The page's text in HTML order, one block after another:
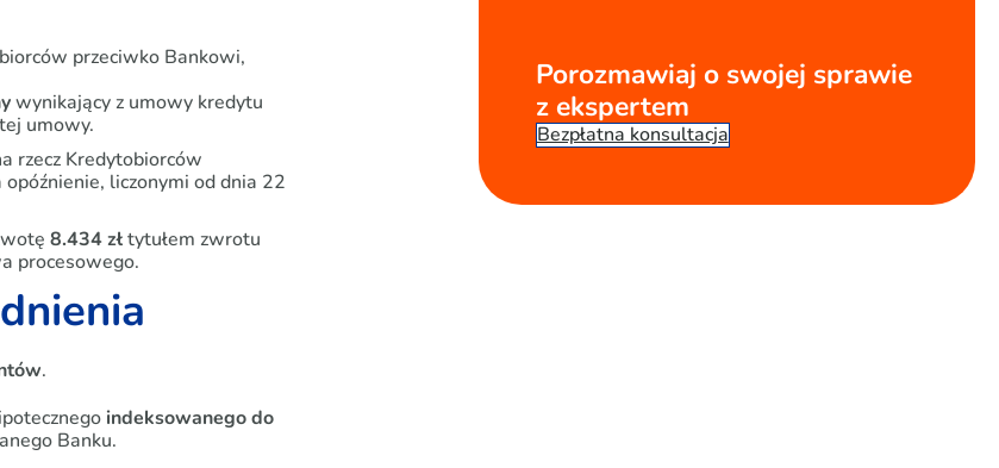
przeciwko Bankowi,
wynikający z umowy kredytu
tej umowy.
rzecz Kredytobiorców
liczonymi od dnia 22
8.434 złtytułem zwrotu
procesowego.
.
indeksowanego do
Banku.
Porozmawiaj o swojej sprawie
z ekspertem
Bezpłatna konsultacja